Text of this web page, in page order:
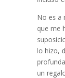
No es a
que me
lo hizo,
un